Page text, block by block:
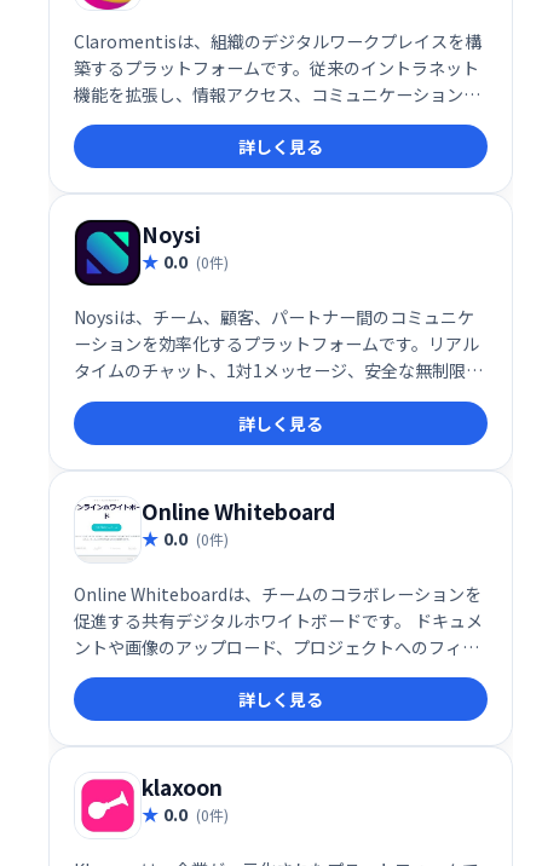
Claromentisは、組織のデジタルワークプレイスを構
築するプラットフォームです。従来のイントラネット
機能を拡張し、情報アクセス、コミュニケーション、
コラボレーション、ビジネスプロセスの合理化、スキ
ル習得、サードパーティアプリ連携を1つの空間で実
現します。社員同士の円滑な連携と業務効率化を促進
し、生産性向上に貢献します。自宅のように快適で、
生産性の高いデジタル環境を提供します。
詳しく見る
Noysi
0.0 (0件)
Noysiは、チーム、顧客、パートナー間のコミュニケ
ーションを効率化するプラットフォームです。リアル
タイムのチャット、1対1メッセージ、安全な無制限ク
ラウドストレージ、高度なタスクマネージャーなどを
提供。ビデオ通話、画面共有、ファイル共有にも対応
し、プロジェクトの整理や進捗管理をスムーズに行え
ます。アプリ連携機能も備え、既存ツールとの統合も
容易です。チーム、部門、プロジェクト単位での整理
も可能です。
詳しく見る
Online Whiteboard
0.0 (0件)
Online Whiteboardは、チームのコラボレーションを
促進する共有デジタルホワイトボードです。 ドキュメ
ントや画像のアップロード、プロジェクトへのフィー
ドバック共有、ブレインストーミングなど、スムーズ
な共同作業を実現します。高速で使いやすいインター
フェースで、誰でも簡単に利用できます。 チームのア
イデア創出と生産性向上に最適なツールです。
詳しく見る
klaxoon
0.0 (0件)